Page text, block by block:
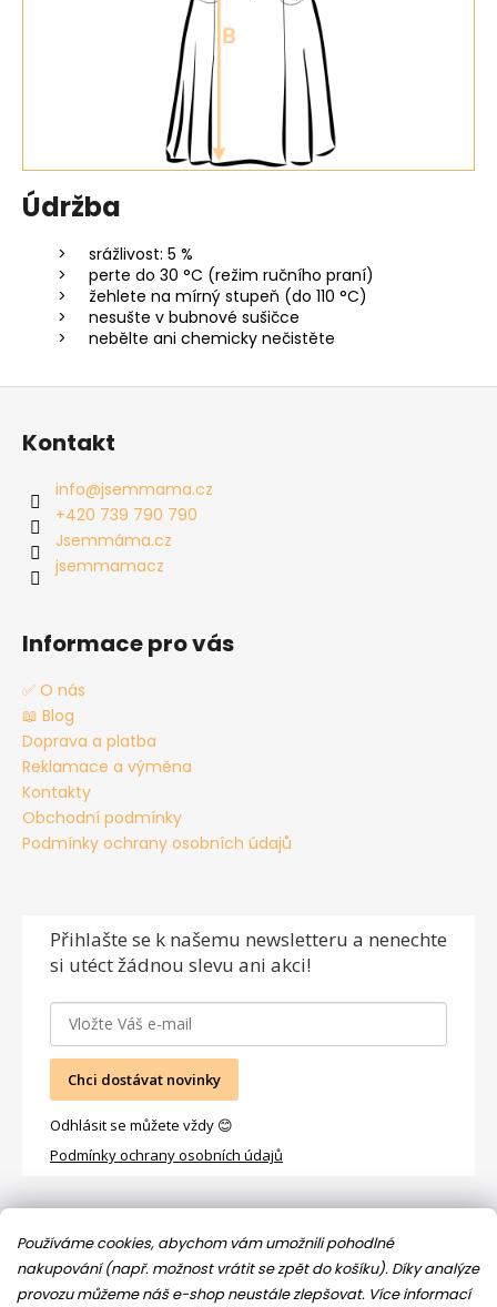
Používáme cookies, abychom vám umožnili pohodlné
nakupování (např. možnost vrátit se zpět do košíku). Díky analýze
provozu můžeme náš e-shop neustále zlepšovat. Více informací
Údržba
srážlivost: 5 %
perte do 30 °C (režim ručního praní)
žehlete na mírný stupeň (do 110 °C)
nesušte v bubnové sušičce
nebělte ani chemicky nečistěte
Z
Kontakt
info@jsemmama.cz
+420 739 790 790
Jsemmáma.cz
jsemmamacz
Informace pro vás
✅ O nás
📖 Blog
Doprava a platba
Reklamace a výměna
Kontakty
Obchodní podmínky
Podmínky ochrany osobních údajů
Přihlašte se k našemu newsletteru a nenechte
si utéct žádnou slevu ani akci!
Chci dostávat novinky
Odhlásit se můžete vždy 😊
Podmínky ochrany osobních údajů
Facebook